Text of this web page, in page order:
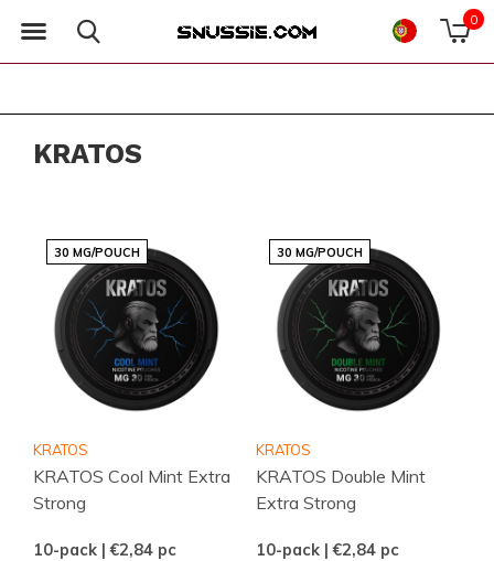
0
KRATOS
30 MG/POUCH
KRATOS
KRATOS Cool Mint Extra
Strong
10-pack | €2,84 pc
30 MG/POUCH
KRATOS
KRATOS Double Mint
Extra Strong
10-pack | €2,84pc